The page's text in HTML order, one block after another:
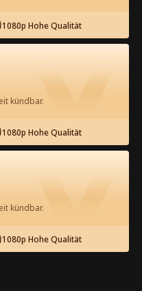
App ansehen
Ehe der
Film
26 27
1080p Hohe Qualität
kündbar.
1080p Hohe Qualität
kündbar.
1080p Hohe Qualität